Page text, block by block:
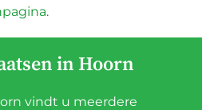
.
in Hoorn
vindt u meerdere